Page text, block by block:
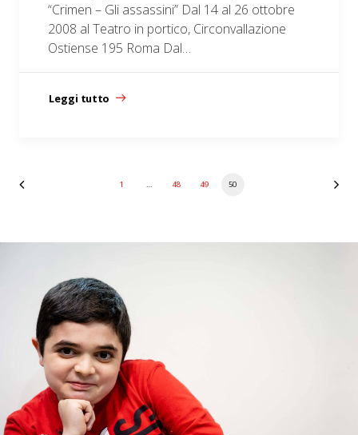
“Crimen – Gli assassini” Dal 14 al 26 ottobre
2008 al Teatro in portico, Circonvallazione
Ostiense 195 Roma Dal…
Leggi tutto
1 … 48 49 50